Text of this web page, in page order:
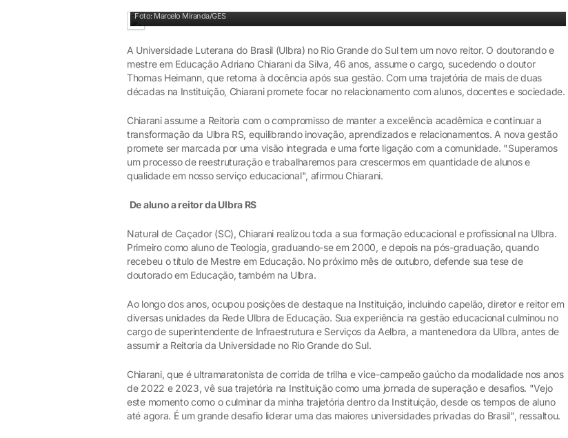
Foto: Marcelo Miranda/GES
A Universidade Luterana do Brasil (Ulbra) no Rio Grande do Sul tem um novo reitor. O doutorando e
mestre em Educação Adriano Chiarani da Silva, 46 anos, assume o cargo, sucedendo o doutor
Thomas Heimann, que retorna à docência após sua gestão. Com uma trajetória de mais de duas
décadas na Instituição, Chiarani promete focar no relacionamento com alunos, docentes e sociedade.
Chiarani assume a Reitoria com o compromisso de manter a excelência acadêmica e continuar a
transformação da Ulbra RS, equilibrando inovação, aprendizados e relacionamentos. A nova gestão
promete ser marcada por uma visão integrada e uma forte ligação com a comunidade. "Superamos
um processo de reestruturação e trabalharemos para crescermos em quantidade de alunos e
qualidade em nosso serviço educacional", afirmou Chiarani.
De aluno a reitor da Ulbra RS
Natural de Caçador (SC), Chiarani realizou toda a sua formação educacional e profissional na Ulbra.
Primeiro como aluno de Teologia, graduando-se em 2000, e depois na pós-graduação, quando
recebeu o título de Mestre em Educação. No próximo mês de outubro, defende sua tese de
doutorado em Educação, também na Ulbra.
Ao longo dos anos, ocupou posições de destaque na Instituição, incluindo capelão, diretor e reitor em
diversas unidades da Rede Ulbra de Educação. Sua experiência na gestão educacional culminou no
cargo de superintendente de Infraestrutura e Serviços da Aelbra, a mantenedora da Ulbra, antes de
assumir a Reitoria da Universidade no Rio Grande do Sul.
Chiarani, que é ultramaratonista de corrida de trilha e vice-campeão gaúcho da modalidade nos anos
de 2022 e 2023, vê sua trajetória na Instituição como uma jornada de superação e desafios. "Vejo
este momento como o culminar da minha trajetória dentro da Instituição, desde os tempos de aluno
até agora. É um grande desafio liderar uma das maiores universidades privadas do Brasil", ressaltou.